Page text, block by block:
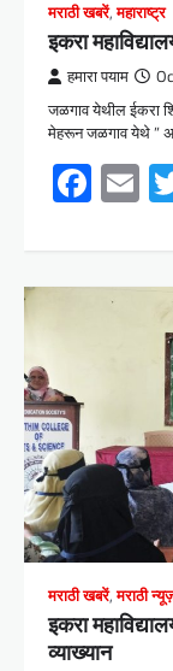
मराठी खबरें,महाराष्ट्र
इकरा
हमारा पयाम
जळगाव येथील ईकरा
मेहरून जळगाव येथे ”
मराठी खबरें,मराठी
इकरा
व्याख्यान